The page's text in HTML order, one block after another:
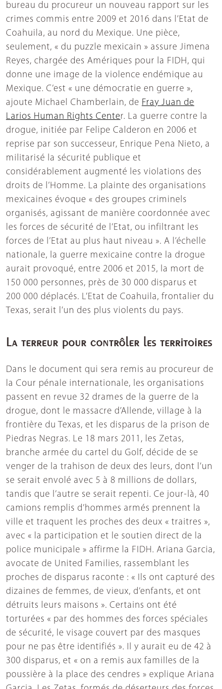
bureau du procureur un nouveau rapport sur les
crimes commis entre 2009 et 2016 dans l’Etat de
Coahuila, au nord du Mexique. Une pièce,
seulement, « du puzzle mexicain » assure Jimena
Reyes, chargée des Amériques pour la FIDH, qui
donne une image de la violence endémique au
Mexique. C’est « une démocratie en guerre »,
ajoute Michael Chamberlain, de Fray Juan de
Larios Human Rights Center. La guerre contre la
drogue, initiée par Felipe Calderon en 2006 et
reprise par son successeur, Enrique Pena Nieto, a
militarisé la sécurité publique et
considérablement augmenté les violations des
droits de l’Homme. La plainte des organisations
mexicaines évoque « des groupes criminels
organisés, agissant de manière coordonnée avec
les forces de sécurité de l’Etat, ou infiltrant les
forces de l’Etat au plus haut niveau ». A l’échelle
nationale, la guerre mexicaine contre la drogue
aurait provoqué, entre 2006 et 2015, la mort de
150 000 personnes, près de 30 000 disparus et
200 000 déplacés. L’Etat de Coahuila, frontalier du
Texas, serait l’un des plus violents du pays.
La terreur pour contrôler les territoires
Dans le document qui sera remis au procureur de
la Cour pénale internationale, les organisations
passent en revue 32 drames de la guerre de la
drogue, dont le massacre d’Allende, village à la
frontière du Texas, et les disparus de la prison de
Piedras Negras. Le 18 mars 2011, les Zetas,
branche armée du cartel du Golf, décide de se
venger de la trahison de deux des leurs, dont l’un
se serait envolé avec 5 à 8 millions de dollars,
tandis que l’autre se serait repenti. Ce jour-là, 40
camions remplis d’hommes armés prennent la
ville et traquent les proches des deux « traitres »,
avec « la participation et le soutien direct de la
police municipale » affirme la FIDH. Ariana Garcia,
avocate de United Families, rassemblant les
proches de disparus raconte : « Ils ont capturé des
dizaines de femmes, de vieux, d’enfants, et ont
détruits leurs maisons ». Certains ont été
torturées « par des hommes des forces spéciales
de sécurité, le visage couvert par des masques
pour ne pas être identifiés ». Il y aurait eu de 42 à
300 disparus, et « on a remis aux familles de la
poussière à la place des cendres » explique Ariana